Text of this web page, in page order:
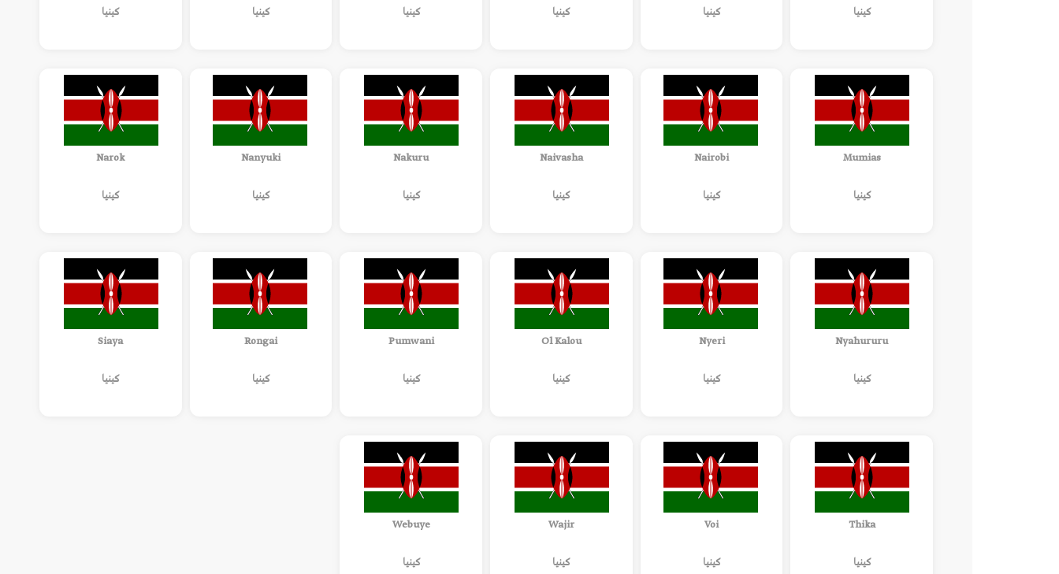
كينيا كينيا كينيا كينيا كينيا كينيا
Mumias
كينيا
Nairobi
كينيا
Naivasha
كينيا
Nakuru
كينيا
Nanyuki
كينيا
Narok
كينيا
Nyahururu
كينيا
Nyeri
كينيا
Ol Kalou
كينيا
Pumwani
كينيا
Rongai
كينيا
Siaya
كينيا
Thika
كينيا
Voi
كينيا
Wajir
كينيا
Webuye
كينيا